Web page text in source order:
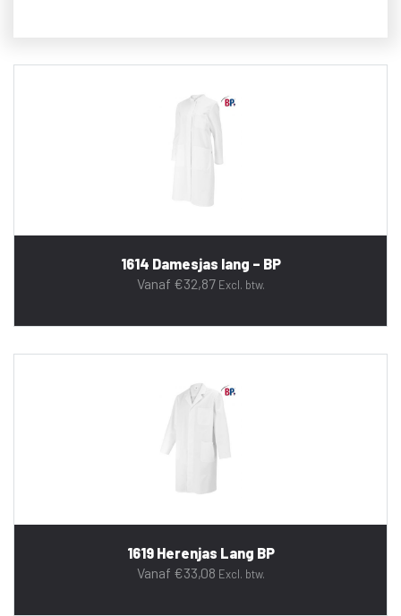
1614 Damesjas lang – BP
Vanaf €32,87 Excl. btw.
1619 Herenjas Lang BP
Vanaf €33,08 Excl. btw.